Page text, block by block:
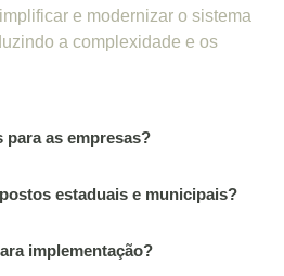
e modernizar o sistema
a complexidade e os
as empresas?
estaduais e municipais?
implementação?